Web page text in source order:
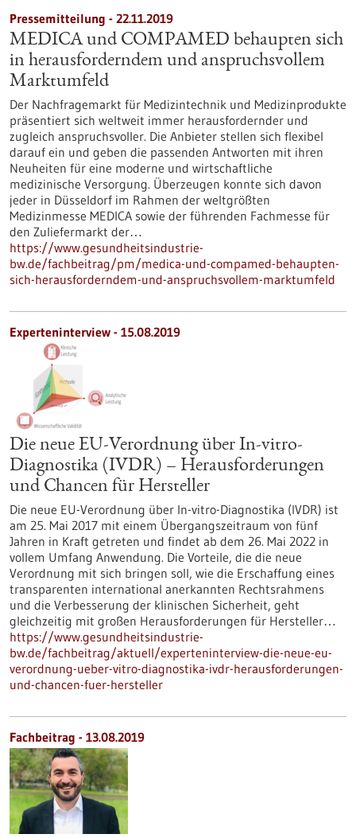
Pressemitteilung - 22.11.2019
MEDICA und COMPAMED behaupten sich
in herausforderndem und anspruchsvollem
Marktumfeld
Der Nachfragemarkt für Medizintechnik und Medizinprodukte
präsentiert sich weltweit immer herausfordernder und
zugleich anspruchsvoller. Die Anbieter stellen sich flexibel
darauf ein und geben die passenden Antworten mit ihren
Neuheiten für eine moderne und wirtschaftliche
medizinische Versorgung. Überzeugen konnte sich davon
jeder in Düsseldorf im Rahmen der weltgrößten
Medizinmesse MEDICA sowie der führenden Fachmesse für
den Zuliefermarkt der…
https://www.gesundheitsindustrie-
bw.de/fachbeitrag/pm/medica-und-compamed-behaupten-
sich-herausforderndem-und-anspruchsvollem-marktumfeld
Experteninterview - 15.08.2019
Die neue EU-Verordnung über In-vitro-
Diagnostika (IVDR) – Herausforderungen
und Chancen für Hersteller
Die neue EU-Verordnung über In-vitro-Diagnostika (IVDR) ist
am 25. Mai 2017 mit einem Übergangszeitraum von fünf
Jahren in Kraft getreten und findet ab dem 26. Mai 2022 in
vollem Umfang Anwendung. Die Vorteile, die die neue
Verordnung mit sich bringen soll, wie die Erschaffung eines
transparenten international anerkannten Rechtsrahmens
und die Verbesserung der klinischen Sicherheit, geht
gleichzeitig mit großen Herausforderungen für Hersteller…
https://www.gesundheitsindustrie-
bw.de/fachbeitrag/aktuell/experteninterview-die-neue-eu-
verordnung-ueber-vitro-diagnostika-ivdr-herausforderungen-
und-chancen-fuer-hersteller
Fachbeitrag - 13.08.2019